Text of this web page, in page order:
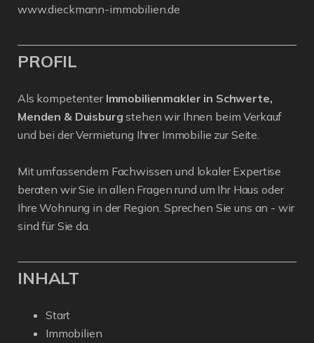
www.dieckmann-immobilien.de
PROFIL
Als kompetenter Immobilienmakler in Schwerte,
Menden & Duisburg stehen wir Ihnen beim Verkauf
und bei der Vermietung Ihrer Immobilie zur Seite.
Mit umfassendem Fachwissen und lokaler Expertise
beraten wir Sie in allen Fragen rund um Ihr Haus oder
Ihre Wohnung in der Region. Sprechen Sie uns an - wir
sind für Sie da.
INHALT
Start
Immobilien